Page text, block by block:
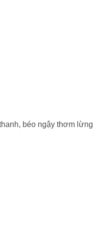
béo ngậy thơm lừng